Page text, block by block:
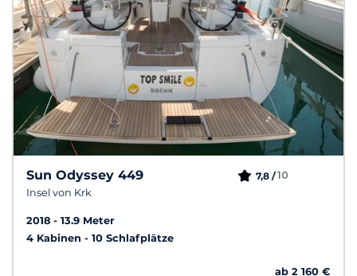
Sun Odyssey 449
Insel von Krk
7,8 /10
2018
13.9 Meter
4 Kabinen
10 Schlafplätze
ab 2 160 €